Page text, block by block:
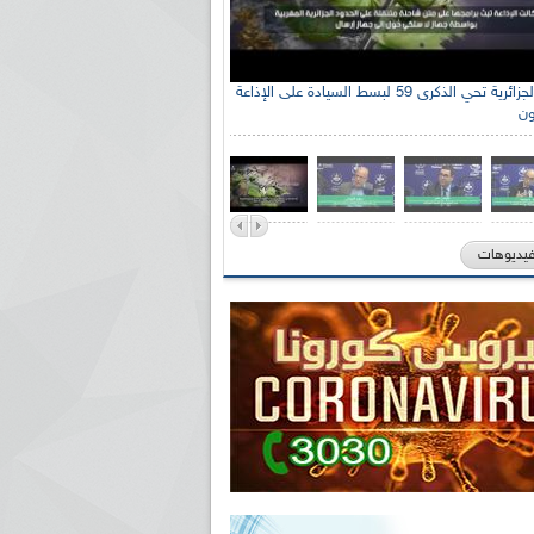
الإذاعة الجزائرية تحي الذكرى 59 لبسط السيادة على الإذاعة